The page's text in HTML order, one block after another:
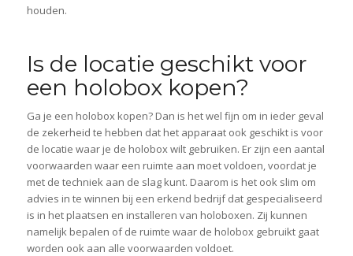
houden.
Is de locatie geschikt voor
een holobox kopen?
Ga je een holobox kopen? Dan is het wel fijn om in ieder geval
de zekerheid te hebben dat het apparaat ook geschikt is voor
de locatie waar je de holobox wilt gebruiken. Er zijn een aantal
voorwaarden waar een ruimte aan moet voldoen, voordat je
met de techniek aan de slag kunt. Daarom is het ook slim om
advies in te winnen bij een erkend bedrijf dat gespecialiseerd
is in het plaatsen en installeren van holoboxen. Zij kunnen
namelijk bepalen of de ruimte waar de holobox gebruikt gaat
worden ook aan alle voorwaarden voldoet.